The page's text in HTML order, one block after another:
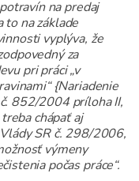
na predaj
to na základe
vyplýva, že
za
pri práci „v
{Nariadenie
852/2004 príloha II,
chápať aj
SR č. 298/2006,
výmeny
počas práce“.